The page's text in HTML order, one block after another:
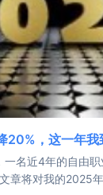
20%，这一年我
名近4年的自由
章将对我的2025